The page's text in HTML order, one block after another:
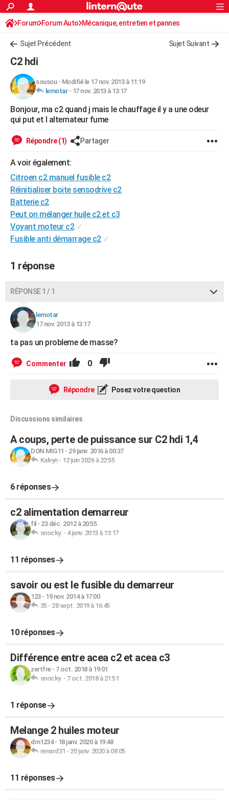
ACTUALITÉS
Politique
Société
Faits Divers
Education
Monde
Villes
+
FINANCE
Retraite
Impôts
Epargne
Immobilier
Risques naturels par ville
Banque
Assurance
Crédit
AUTO
Essais
Réserver un essai
Citadines
Berlines
SUV
Forum auto
+HIGH-TECH
Mobiles
Meilleur smartphone
Internet
Ordinateurs
Jeux vidéo
Guide high-tech
BRICOLAGE
WEEK-END
Guides de France
Escapades
Patrimoine
Expositions
Musées
Week-end nature
+LIFESTYLE
Art de vivre
Bien-être
Loisirs
Mode
Modes de vie
SANTE
Alimentation
Guide de la santé
Maladies
Médicaments
Sommeil
Destinations
City break
Voyage nature
Voyage de noces
Forum
Climat
PHOTO
GUIDES D'ACHAT
Carte de Noël
Carte Bonne année
Carte Saint-Valentin
Carte Pâques
Carte d'anniversaire
DICTIONNAIRE
Dictionnaire
Biographies
Citations
Expressions
Proverbes
PROGRAMME TV
COPAINS D'AVANT
Service militaire
Avis de recherche
AVIS DE DÉCÈS
Rechercher
S'inscrire
Connexion
Forum Forum Auto Mécanique, entretien et pannes
Sujet Précédent Sujet Suivant
C2 hdi
sousou- Modifié le 17 nov. 2013 à 11:19
lemotar- 17 nov. 2013 à 13:17
Bonjour, ma c2 quand j mais le chauffage il y a une odeur
qui put et l alternateur fume
Répondre (1) Partager
A voir également:
Citroen c2 manuel fusible c2
Réinitialiser boite sensodrive c2
Batterie c2
Peut on mélanger huile c2 et c3
Voyant moteur c2 ✓
Fusible anti démarrage c2 ✓
1 réponse
RÉPONSE 1 / 1
lemotar
17 nov. 2013 à 13:17
ta pas un probleme de masse?
Commenter 0
Répondre Posez votre question
Discussions similaires
A coups, perte de puissance sur C2 hdi 1,4
DON.MIG11 - 29 janv. 2016 à 00:37
Kalvyn- 12 juin 2026 à 22:55
6 réponses
c2 alimentation demarreur
fil - 23 déc. 2012 à 20:55
snocky. - 4 janv. 2013 à 13:17
11 réponses
savoir ou est le fusible du demarreur
123- 19 nov. 2014 à 17:00
35- 28 sept. 2019 à 16:45
10 réponses
Différence entre acea c2 et acea c3
zertfre- 7 oct. 2018 à 19:01
snocky. - 7 oct. 2018 à 21:51
1 réponse
Melange 2 huiles moteur
dm1234- 18 janv. 2020 à 19:48
renard31 - 20 janv. 2020 à 08:05
11 réponses